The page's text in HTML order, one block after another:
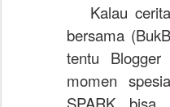
Kalau cerita
bersama
tentu
momen
SPARK bisa